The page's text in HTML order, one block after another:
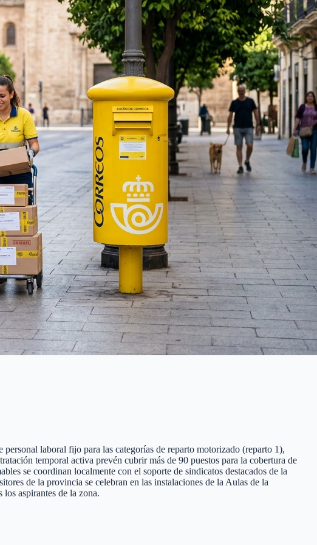
laboral fijo para las categorías de reparto motorizado (reparto 1),
temporal activa prevén cubrir más de 90 puestos para la cobertura de
se coordinan localmente con el soporte de sindicatos destacados de la
de la provincia se celebran en las instalaciones de la Aulas de la
aspirantes de la zona.